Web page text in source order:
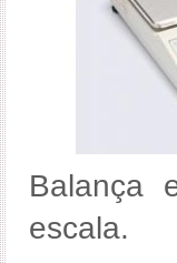
Balança
escala.